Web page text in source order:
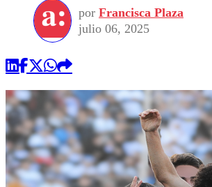
Seleccion Chilena
Torneo Internacional
Universidad de Chile
Economía
Internacional
Sustentabilidad
Publicaciones en medios
Opinión
por Francisca Plaza
julio 06, 2025